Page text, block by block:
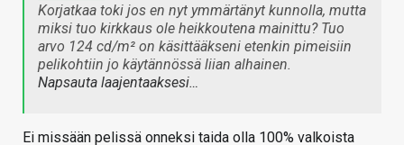
Korjatkaa toki jos en nyt ymmärtänyt kunnolla, mutta
miksi tuo kirkkaus ole heikkoutena mainittu? Tuo
arvo 124 cd/m² on käsittääkseni etenkin pimeisiin
pelikohtiin jo käytännössä liian alhainen.
Napsauta laajentaaksesi…
Ei missään pelissä onneksi taida olla 100% valkoista